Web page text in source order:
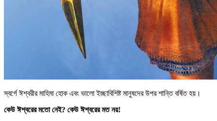
স্বর্গে ঈশ্বরীর মাহিমা হোক এবং ভালো ইচ্ছাবিশিষ্ট মানুষদের উপর শান্তি বর্ষিত হয়।
কেউ ঈশ্বরের মতো নেই? কেউ ঈশ্বরের মত নয়!